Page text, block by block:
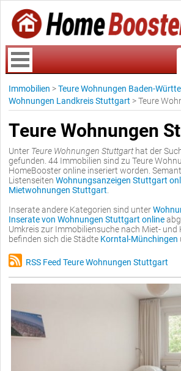
Immobilien >Teure Wohnungen Baden-
Wohnungen Landkreis Stuttgart >Teure
Teure Wohnungen
Unter Teure Wohnungen Stuttgarthat der
gefunden. 44 Immobilien sind zu Teure
HomeBooster online inseriert worden.
Listenseiten Wohnungsanzeigen Stuttgart
Mietwohnungen Stuttgart
Inserate andere Kategorien sind unter
Inserate von Wohnungen Stuttgart online
Umkreis zur Immobiliensuche nach Miet- und
befinden sich die Städte Korntal-Münchingen
RSS Feed Teure Wohnungen Stuttgart